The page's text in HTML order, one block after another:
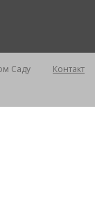
Саду Контакт